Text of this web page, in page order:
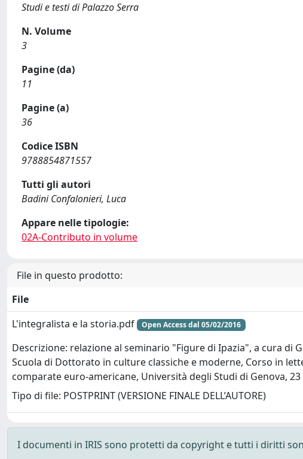
Studi e testi di Palazzo Serra
N. Volume
3
Pagine (da)
11
Pagine (a)
36
Codice ISBN
9788854871557
Tutti gli autori
Badini Confalonieri, Luca
Appare nelle tipologie:
02A-Contributo in volume
File in questo prodotto:
File
L'integralista e la storia.pdf
Open Access dal 05/02/2016
Descrizione: relazione al seminario "Figure di Ipazia", a cura di
Scuola di Dottorato in culture classiche e moderne, Corso in
comparate euro-americane, Università degli Studi di Genova, 23
Tipo di file: POSTPRINT (VERSIONE FINALE DELL’AUTORE)
I documenti in IRIS sono protetti da copyright e tutti i diritti